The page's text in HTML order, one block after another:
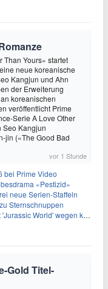
Than Yours» startet
neue koreanische
Kangjun und Ahn
der Erweiterung
koreanischen
veröffentlicht Prime
Serie A Love Other
Seo Kangjun
jin («The Good Bad
vor 1 Stunde
bei Prime Video
«Pestizid»
neue Serien-Staffeln
Sternschnuppen
wegen kreativer Differenzen
Gold Titel-